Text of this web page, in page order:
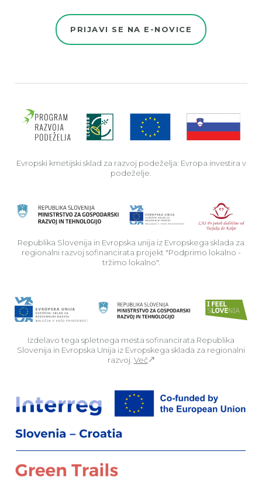
PRIJAVI SE NA E-NOVICE
Evropski kmetijski sklad za razvoj podeželja: Evropa investira v
podeželje.
Republika Slovenija in Evropska unija iz Evropskega sklada za
regionalni razvoj sofinancirata projekt "Podprimo lokalno -
tržimo lokalno".
Izdelavo tega spletnega mesta sofinancirata Republika
Slovenija in Evropska Unija iz Evropskega sklada za regionalni
razvoj. Več